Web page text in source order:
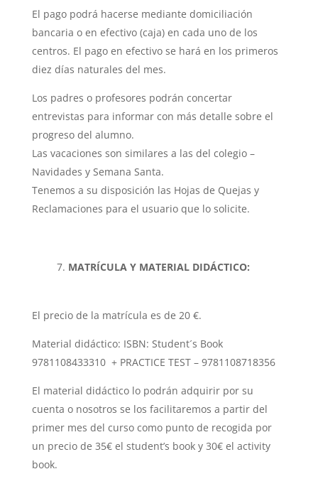
El pago podrá hacerse mediante domiciliación
bancaria o en efectivo (caja) en cada uno de los
centros. El pago en efectivo se hará en los primeros
diez días naturales del mes.
Los padres o profesores podrán concertar
entrevistas para informar con más detalle sobre el
progreso del alumno.
Las vacaciones son similares a las del colegio –
Navidades y Semana Santa.
Tenemos a su disposición las Hojas de Quejas y
Reclamaciones para el usuario que lo solicite.
MATRÍCULA Y MATERIAL DIDÁCTICO:
El precio de la matrícula es de 20 €.
Material didáctico: ISBN: Student´s Book
9781108433310+ PRACTICE TEST – 9781108718356
El material didáctico lo podrán adquirir por su
cuenta o nosotros se los facilitaremos a partir del
primer mes del curso como punto de recogida por
un precio de 35€ el student’s book y 30€ el activity
book.